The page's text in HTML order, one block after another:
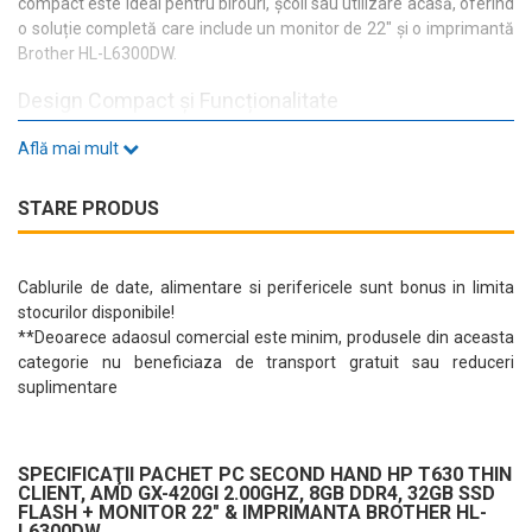
o soluție completă care include un monitor de 22" și o imprimantă
Brother HL-L6300DW.
Design Compact și Funcționalitate
Carcasa mini PC a acestui pachet nu doar că economisește spațiu,
1.52 Kg, este ușor de integrat în orice configurație.
HP T630 vine echipat cu un procesor AMD GX-420GI
funcționează la o frecvență de
2.00 GHz și poate atinge
în modul turbo. Cu
4 nuclee și un cache de 2 MB
, acest sistem
asigură o performanță fluidă, chiar și în cele mai solicitante
aplicații.
Beneficiind de8GB RAM DDR4și un SSD de32GB, acest pachet
oferă timpi de răspuns rapizi și o experiență de utilizare plăcută.
Fără unitate optică, dar cu un sistem de stocare rapid, este perfect
Află mai mult
STARE PRODUS
Cablurile de date, alimentare si perifericele sunt bonus in limita
stocurilor disponibile!
**Deoarece adaosul comercial este minim, produsele din aceasta
categorie nu beneficiaza de transport gratuit sau reduceri
suplimentare
SPECIFICAŢII PACHET PC SECOND HAND HP T630 THIN
CLIENT, AMD GX-420GI 2.00GHZ, 8GB DDR4, 32GB SSD
FLASH + MONITOR 22" & IMPRIMANTA BROTHER HL-